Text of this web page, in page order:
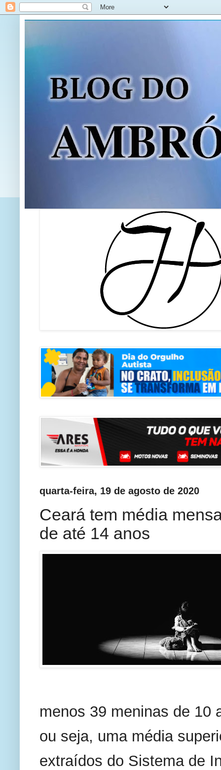
quarta-feira, 19 de agosto de 2020
Ceará tem média
de até 14 anos
menos 39 meninas de 10
ou seja, uma média
extraídos do Sistema de